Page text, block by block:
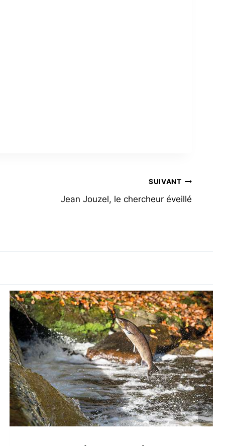
SUIVANT
Jean Jouzel, le chercheur éveillé